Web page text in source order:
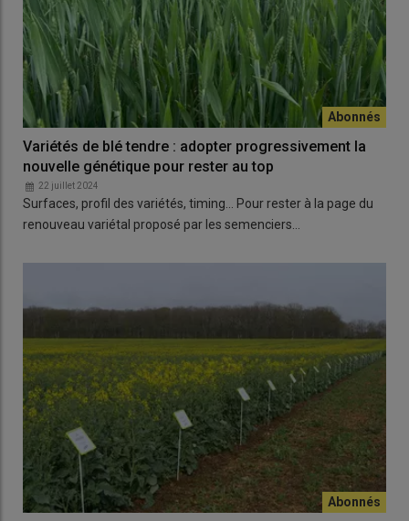
Variétés de blé tendre : adopter progressivement la
nouvelle génétique pour rester au top
22 juillet 2024
Surfaces, profil des variétés, timing… Pour rester à la page du
renouveau variétal proposé par les semenciers…